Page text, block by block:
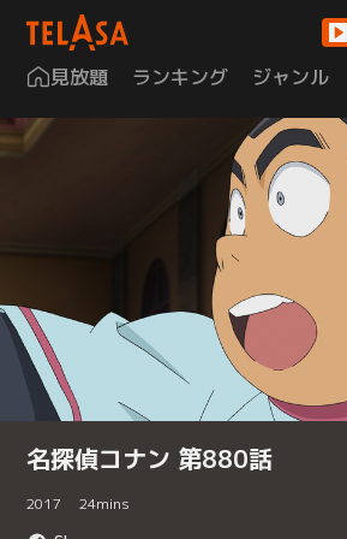
見放題 ランキング ジャンル
名探偵コナン 第880話
2017 24mins